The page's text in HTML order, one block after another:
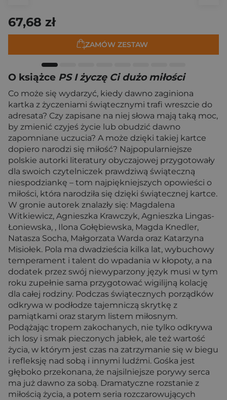
67,68 zł
ZAMÓW ZESTAW
O książce PS I życzę Ci dużo miłości
Co może się wydarzyć, kiedy dawno zaginiona
kartka z życzeniami świątecznymi trafi wreszcie do
adresata? Czy zapisane na niej słowa mają taką moc,
by zmienić czyjeś życie lub obudzić dawno
zapomniane uczucia? A może dzięki takiej kartce
dopiero narodzi się miłość? Najpopularniejsze
polskie autorki literatury obyczajowej przygotowały
dla swoich czytelniczek prawdziwą świąteczną
niespodziankę – tom najpiękniejszych opowieści o
miłości, która narodziła się dzięki świątecznej kartce.
W gronie autorek znalazły się: Magdalena
Witkiewicz, Agnieszka Krawczyk, Agnieszka Lingas-
Łoniewska, , Ilona Gołębiewska, Magda Knedler,
Natasza Socha, Małgorzata Warda oraz Katarzyna
Misiołek. Pola ma dwadzieścia kilka lat, wybuchowy
temperament i talent do wpadania w kłopoty, a na
dodatek przez swój niewyparzony język musi w tym
roku zupełnie sama przygotować wigilijną kolację
dla całej rodziny. Podczas świątecznych porządków
odkrywa w podłodze tajemniczą skrytkę z
pamiątkami oraz starym listem miłosnym.
Podążając tropem zakochanych, nie tylko odkrywa
ich losy i smak pieczonych jabłek, ale też wartość
życia, w którym jest czas na zatrzymanie się w biegu
i refleksję nad sobą i innymi ludźmi. Gośka jest
głęboko przekonana, że najsilniejsze porywy serca
ma już dawno za sobą. Dramatyczne rozstanie z
miłością życia, a potem seria rozczarowujących